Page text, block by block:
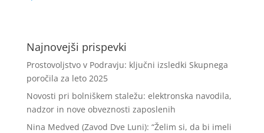
Najnovejši prispevki
Prostovoljstvo v Podravju: ključni izsledki Skupnega
poročila za leto 2025
Novosti pri bolniškem staležu: elektronska navodila,
nadzor in nove obveznosti zaposlenih
Nina Medved (Zavod Dve Luni): “Želim si, da bi imeli